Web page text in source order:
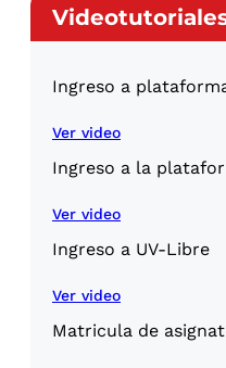
Ingreso a
Ver video
Ingreso a la
Ver video
Ingreso a UV-Libre
Ver video
Matricula de